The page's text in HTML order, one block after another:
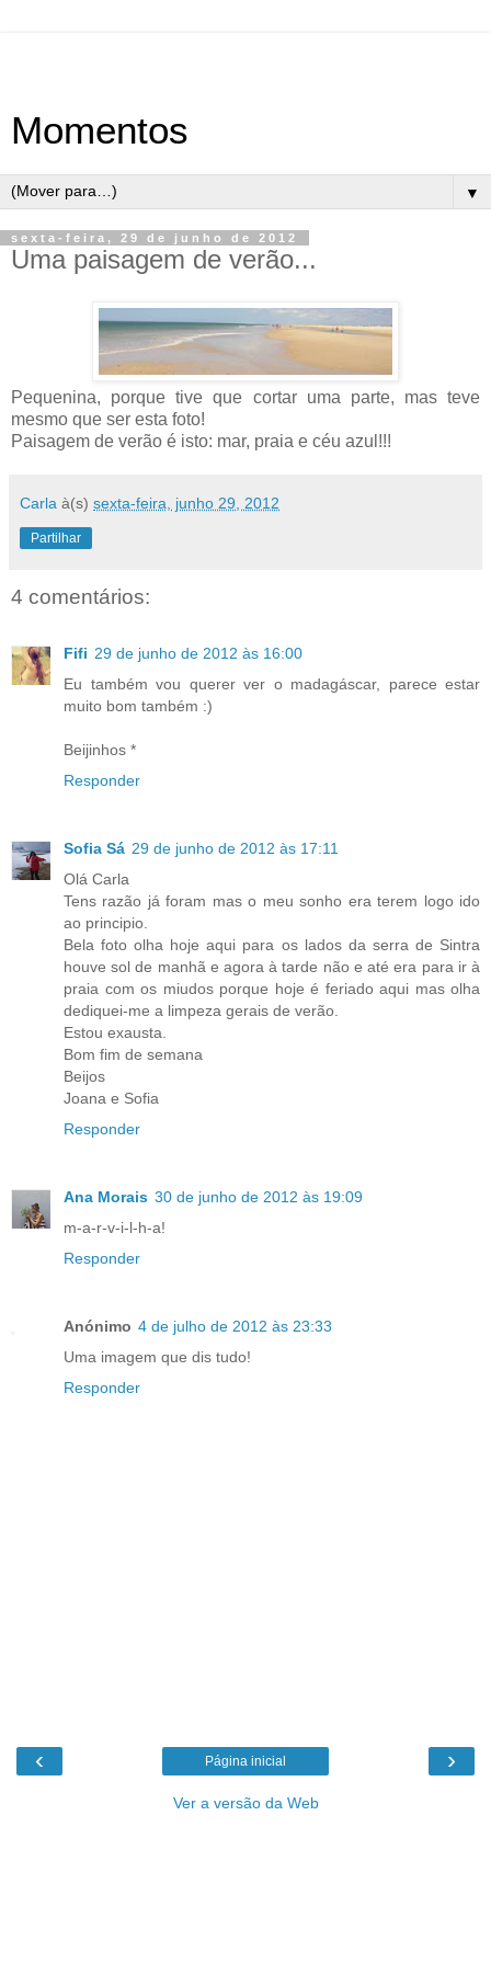
Momentos
▼
sexta-feira, 29 de junho de 2012
Uma paisagem de verão...
Pequenina, porque tive que cortar uma parte, mas teve
mesmo que ser esta foto!
Paisagem de verão é isto: mar, praia e céu azul!!!
Carla à(s) sexta-feira, junho 29, 2012
Partilhar
4 comentários:
Fifi 29 de junho de 2012 às 16:00
Eu também vou querer ver o madagáscar, parece estar
muito bom também :)
Beijinhos *
Responder
Sofia Sá 29 de junho de 2012 às 17:11
Olá Carla
Tens razão já foram mas o meu sonho era terem logo ido
ao principio.
Bela foto olha hoje aqui para os lados da serra de Sintra
houve sol de manhã e agora à tarde não e até era para ir à
praia com os miudos porque hoje é feriado aqui mas olha
dediquei-me a limpeza gerais de verão.
Estou exausta.
Bom fim de semana
Beijos
Joana e Sofia
Responder
Ana Morais 30 de junho de 2012 às 19:09
m-a-r-v-i-l-h-a!
Responder
Anónimo 4 de julho de 2012 às 23:33
Uma imagem que dis tudo!
Responder
‹ ›
Página inicial
Ver a versão da Web